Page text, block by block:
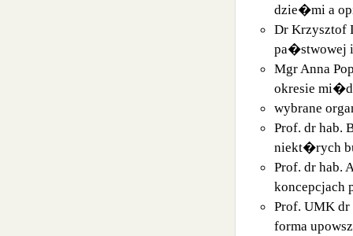
dzie�mi a
Dr Krzysztof
pa�stwowej
Mgr Anna
okresie
wybrane
Prof. dr hab.
niekt�rych
Prof. dr hab.
koncepcjach
Prof. UMK
forma